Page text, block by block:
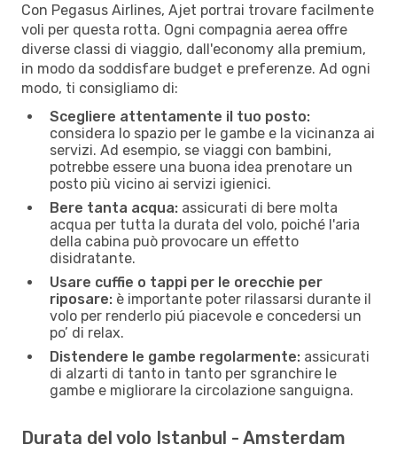
Con Pegasus Airlines, Ajet portrai trovare facilmente
voli per questa rotta. Ogni compagnia aerea offre
diverse classi di viaggio, dall'economy alla premium,
in modo da soddisfare budget e preferenze. Ad ogni
modo, ti consigliamo di:
Scegliere attentamente il tuo posto:
considera lo spazio per le gambe e la vicinanza ai
servizi. Ad esempio, se viaggi con bambini,
potrebbe essere una buona idea prenotare un
posto più vicino ai servizi igienici.
Bere tanta acqua: assicurati di bere molta
acqua per tutta la durata del volo, poiché l'aria
della cabina può provocare un effetto
disidratante.
Usare cuffie o tappi per le orecchie per
riposare: è importante poter rilassarsi durante il
volo per renderlo piú piacevole e concedersi un
po’ di relax.
Distendere le gambe regolarmente: assicurati
di alzarti di tanto in tanto per sgranchire le
gambe e migliorare la circolazione sanguigna.
Durata del volo Istanbul - Amsterdam